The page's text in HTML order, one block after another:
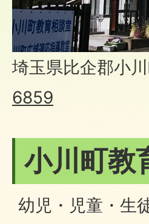
埼玉県比企郡小
6859
小川町教
幼児・児童・生